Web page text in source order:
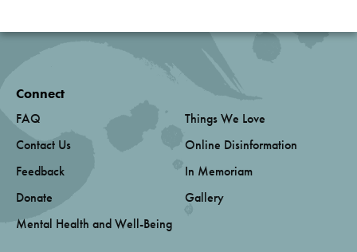
Connect
FAQ
Contact Us
Feedback
Donate
Mental Health and Well-Being
Things We Love
Online Disinformation
In Memoriam
Gallery